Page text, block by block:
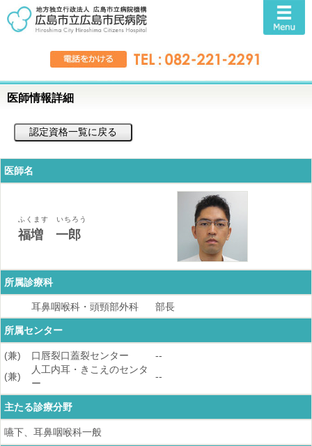
医師情報詳細
医師名
ふくます いちろう
福増 一郎
所属診療科
耳鼻咽喉科・頭頸部外科 部長
所属センター
(兼) 口唇裂口蓋裂センター
--
(兼)
人工内耳・きこえのセンタ
ー
--
主たる診療分野
嚥下、耳鼻咽喉科一般